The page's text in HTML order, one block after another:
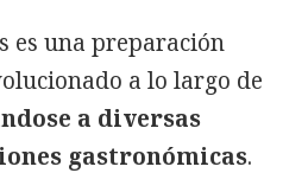
es una preparación
a lo largo de
a diversas
gastronómicas.